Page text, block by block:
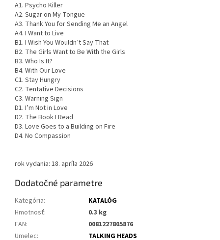
A1. Psycho Killer
A2. Sugar on My Tongue
A3. Thank You for Sending Me an Angel
A4. I Want to Live
B1. I Wish You Wouldn’t Say That
B2. The Girls Want to Be With the Girls
B3. Who Is It?
B4. With Our Love
C1. Stay Hungry
C2. Tentative Decisions
C3. Warning Sign
D1. I’m Not in Love
D2. The Book I Read
D3. Love Goes to a Building on Fire
D4. No Compassion
rok vydania: 18. apríla 2026
Dodatočné parametre
Kategória:
KATALÓG
Hmotnosť:
0.3 kg
EAN:
0081227805876
Umelec:
TALKING HEADS